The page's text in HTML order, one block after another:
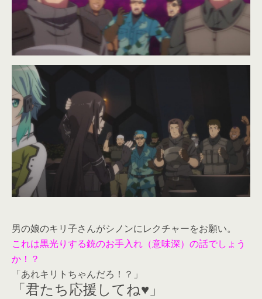
男の娘のキリ子さんがシノンにレクチャーをお願い。
これは黒光りする銃のお手入れ（意味深）の話でしょう
か！？
「あれキリトちゃんだろ！？」
「君たち応援してね♥」